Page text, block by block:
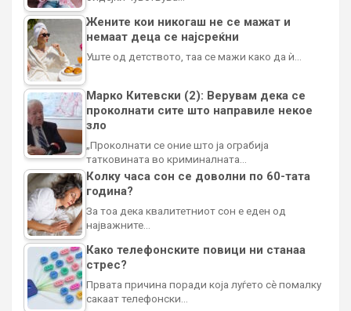
Жените кои никогаш не се мажат и
немаат деца се најсреќни
Уште од детството, таа се мажи како да ѝ…
Марко Китевски (2): Верувам дека се
проколнати сите што направиле некое
зло
„Проколнати се оние што ја ограбија
татковината во криминалната…
Колку часа сон се доволни по 60-тата
година?
За тоа дека квалитетниот сон е еден од
најважните…
Како телефонските повици ни станаа
стрес?
Првата причина поради која луѓето сè помалку
сакаат телефонски…